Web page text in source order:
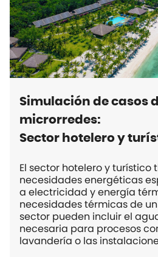
Simulación de casos
microrredes:
Sector hotelero y
El sector hotelero y turístico
necesidades energéticas
a electricidad y energía
necesidades térmicas de
sector pueden incluir el
necesaria para procesos
lavandería o las